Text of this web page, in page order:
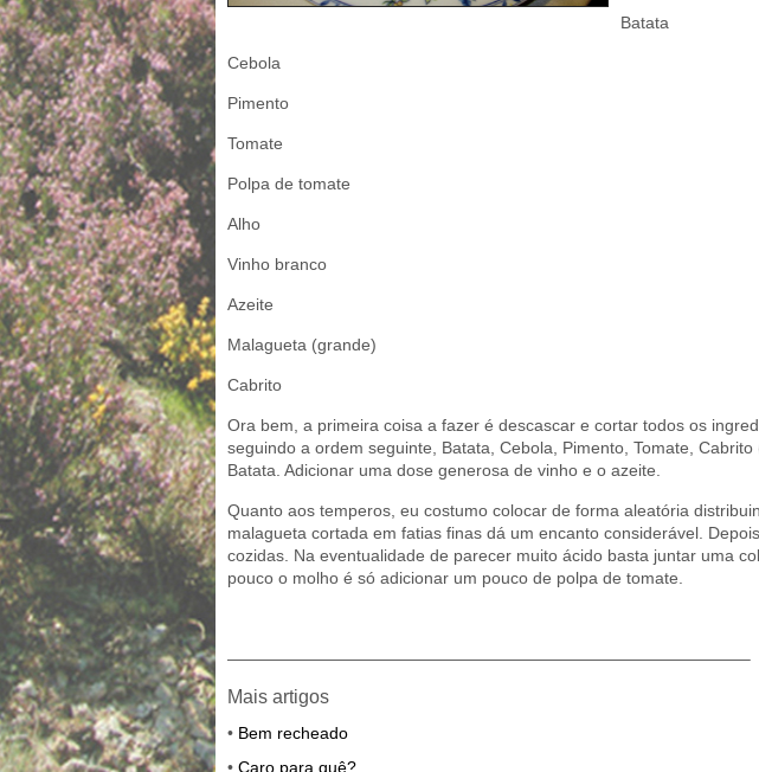
Batata
Cebola
Pimento
Tomate
Polpa de tomate
Alho
Vinho branco
Azeite
Malagueta (grande)
Cabrito
Ora bem, a primeira coisa a fazer é descascar e cortar todos os
seguindo a ordem seguinte, Batata, Cebola, Pimento, Tomate,
Batata. Adicionar uma dose generosa de vinho e o azeite.
Quanto aos temperos, eu costumo colocar de forma aleatória
malagueta cortada em fatias finas dá um encanto considerável.
cozidas. Na eventualidade de parecer muito ácido basta juntar uma
pouco o molho é só adicionar um pouco de polpa de tomate.
———————————————————————————————–
Mais artigos
• Bem recheado
• Caro para quê?